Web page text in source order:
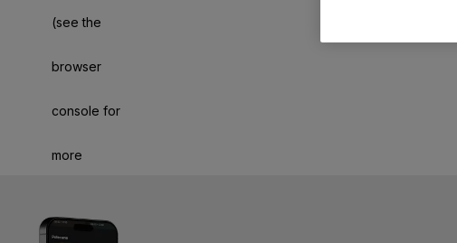
(see the
browser
console for
more